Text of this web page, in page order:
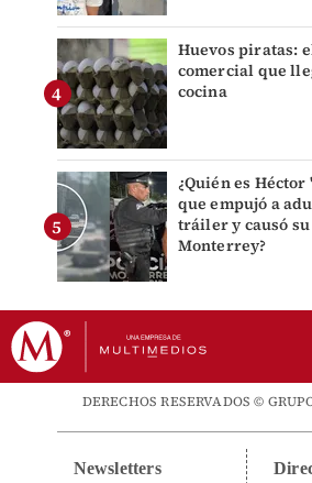
Huevos piratas:
comercial que
cocina
¿Quién es
que empujó a
tráiler y causó
Monterrey?
DERECHOS RESERVADOS ©
Newsletters